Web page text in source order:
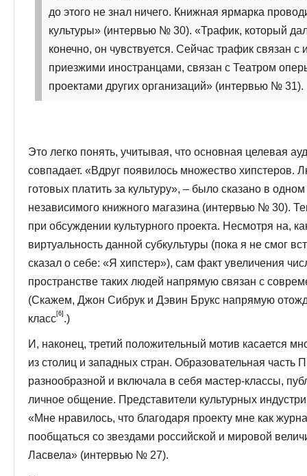
до этого не знал ничего. Книжная ярмарка
культуры» (интервью № 30). «Трафик, который
конечно, он чувствуется. Сейчас трафик связан
приезжими иностранцами, связан с Театром
проектами других организаций» (интервью № 31).
Это легко понять, учитывая, что основная целевая
совпадает. «Вдруг появилось множество хипстеров.
готовых платить за культуру», – было сказано в
независимого книжного магазина (интервью № 30).
при обсуждении культурного проекта. Несмотря на,
виртуальность данной субкультуры (пока я не смог
сказал о себе: «Я хипстер»), сам факт увеличения
пространстве таких людей напрямую связан с
(Скажем, Джон Сибрук и Дэвин Брукс напрямую
класс[6] .)
И, наконец, третий положительный мотив касается
из столиц и западных стран. Образовательная
разнообразной и включала в себя мастер-классы,
личное общение. Представители культурных
«Мне нравилось, что благодаря проекту мне как
пообщаться со звездами российской и мировой
Ласвела» (интервью № 27).